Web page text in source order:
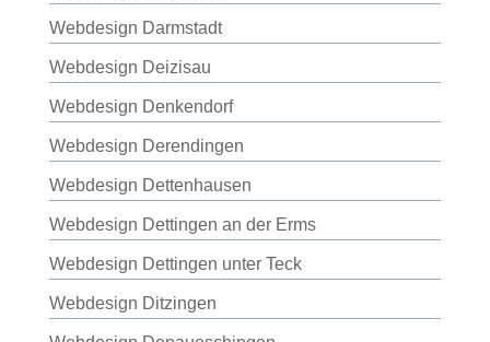
Webdesign Darmstadt
Webdesign Deizisau
Webdesign Denkendorf
Webdesign Derendingen
Webdesign Dettenhausen
Webdesign Dettingen an der Erms
Webdesign Dettingen unter Teck
Webdesign Ditzingen